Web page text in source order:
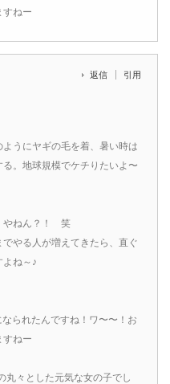
すねー
返信 引用
うにヤギの毛を着、暑い時は
。地球規模でケチりたいよ〜
やねん？！ 笑
やる人が増えてきたら、直ぐ
ね～♪
られたんですね！ワ〜〜！お
すねー
丸々とした元気な女の子でし